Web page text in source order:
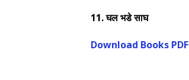
11.घल भडे साघ
Download Books PDF